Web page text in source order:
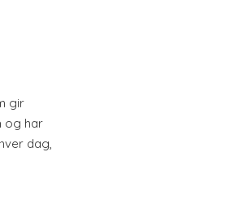
gir
og har
dag,